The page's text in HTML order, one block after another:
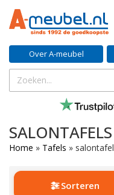
Over A-meubel
SALONTAFELS
Home » Tafels » salontafel
Sorteren